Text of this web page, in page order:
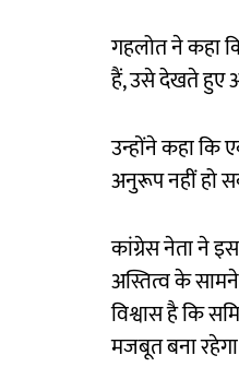
गहलोत ने कहा
हैं, उसे देखते हुए
उन्होंने कहा
अनुरूप नहीं हो
कांग्रेस नेता ने
अस्तित्व के
विश्वास है कि
मजबूत बना